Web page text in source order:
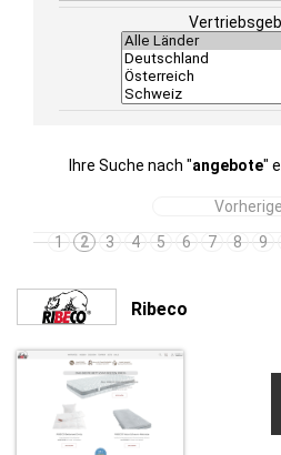
Ihre Suche nach "angebote"
Vorherige
1
2 3 4 5 6 7 8 9
Ribeco